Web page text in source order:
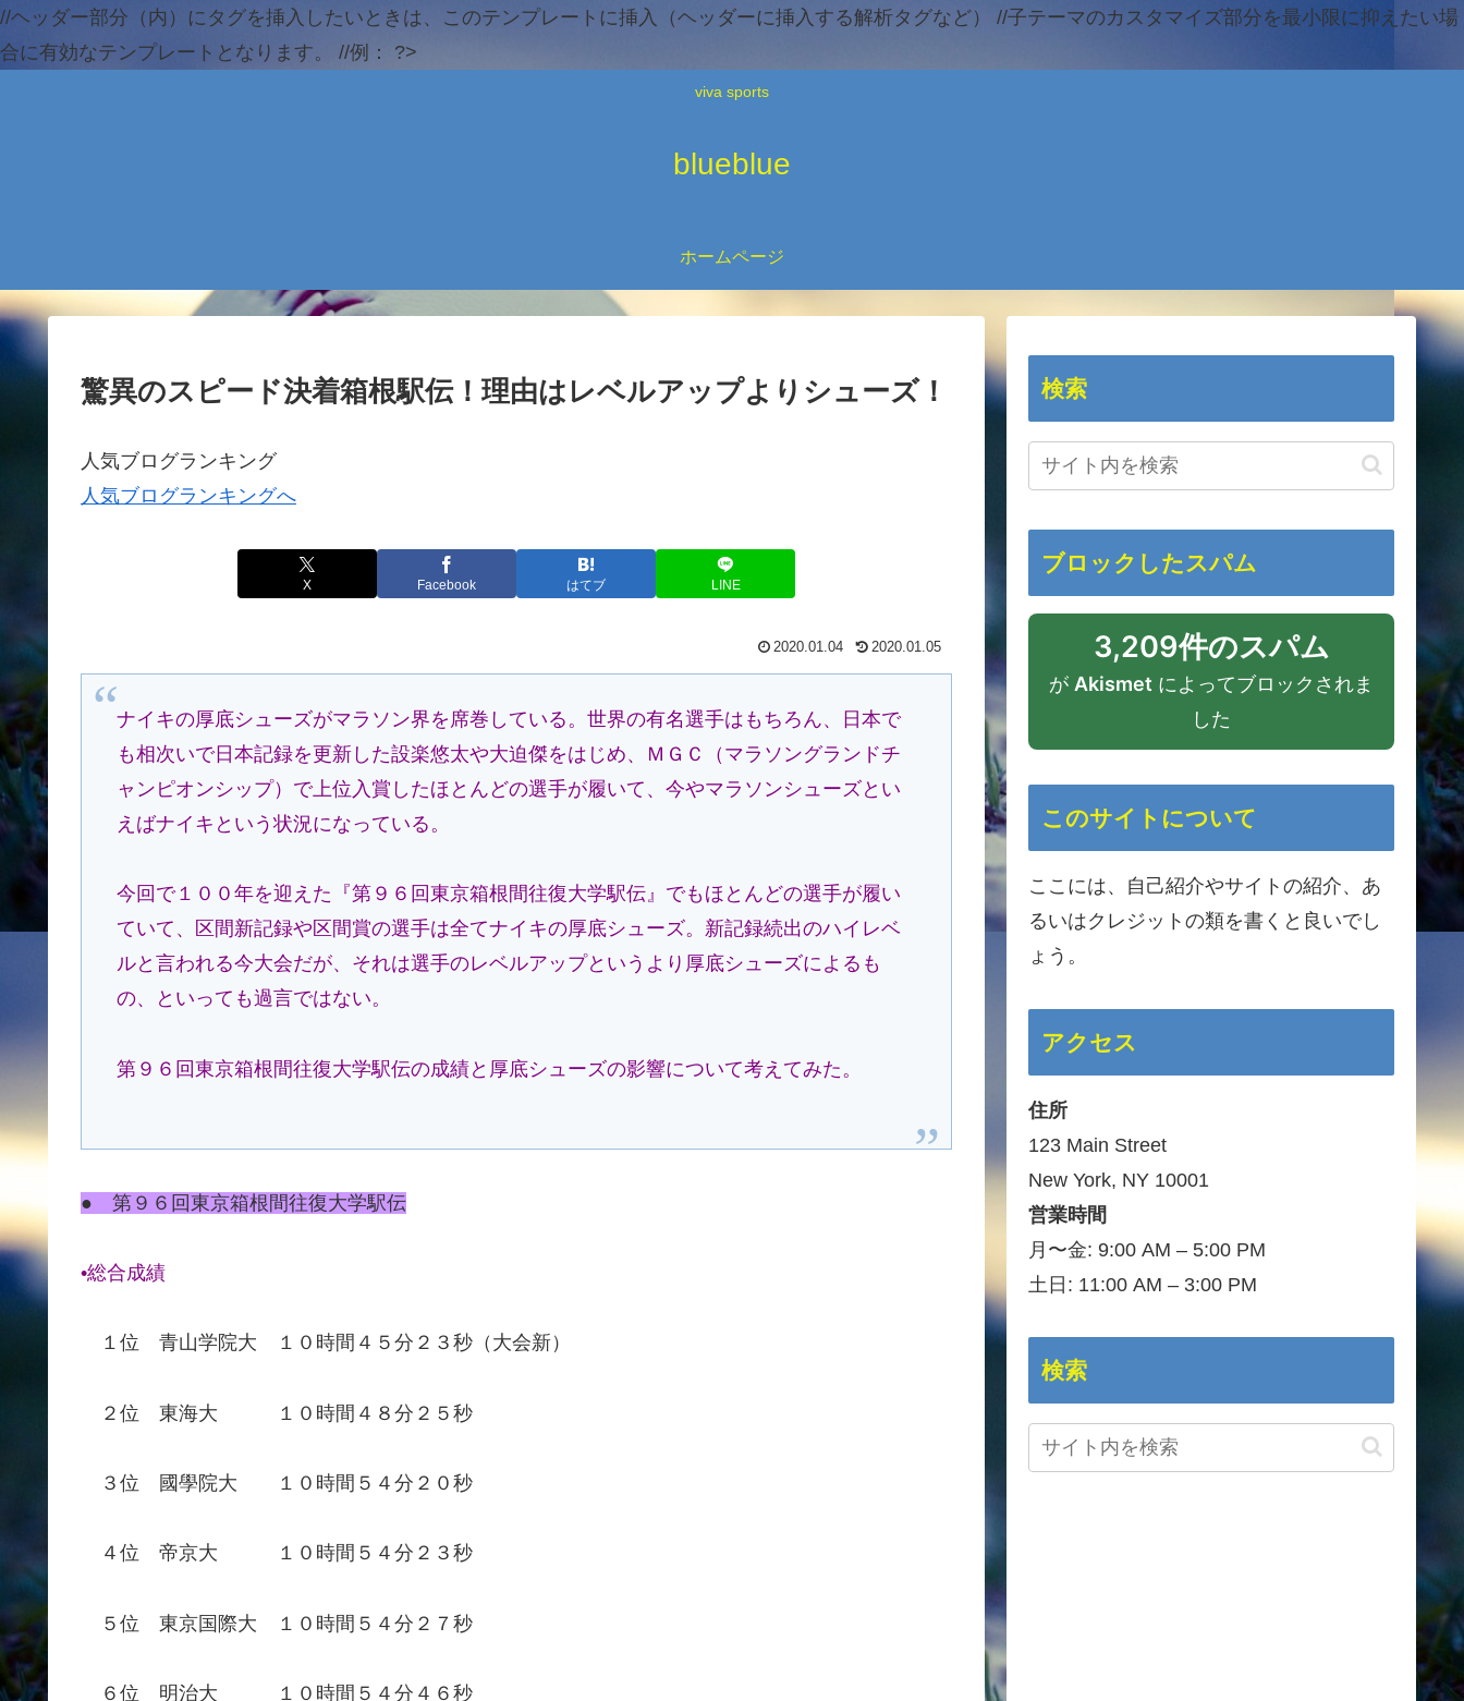
//ヘッダー部分（内）にタグを挿入したいときは、このテンプレートに挿入（ヘッダーに挿入する解析タグなど） //子テーマのカスタマイズ部分を最小限に抑えたい場
合に有効なテンプレートとなります。 //例：
?>
viva sports
blueblue
ホームページ
驚異のスピード決着箱根駅伝！理由はレベルアップよりシューズ！
人気ブログランキング
人気ブログランキングへ
X Facebook はてブ LINE
2020.01.04 2020.01.05
ナイキの厚底シューズがマラソン界を席巻している。世界の有名選手はもちろん、日本で
も相次いで日本記録を更新した設楽悠太や大迫傑をはじめ、ＭＧＣ（マラソングランドチ
ャンピオンシップ）で上位入賞したほとんどの選手が履いて、今やマラソンシューズとい
えばナイキという状況になっている。
今回で１００年を迎えた『第９６回東京箱根間往復大学駅伝』でもほとんどの選手が履い
ていて、区間新記録や区間賞の選手は全てナイキの厚底シューズ。新記録続出のハイレベ
ルと言われる今大会だが、それは選手のレベルアップというより厚底シューズによるも
の、といっても過言ではない。
第９６回東京箱根間往復大学駅伝の成績と厚底シューズの影響について考えてみた。
● 第９６回東京箱根間往復大学駅伝
•総合成績
１位 青山学院大 １０時間４５分２３秒（大会新）
２位 東海大 １０時間４８分２５秒
３位 國學院大 １０時間５４分２０秒
４位 帝京大 １０時間５４分２３秒
５位 東京国際大 １０時間５４分２７秒
６位 明治大 １０時間５４分４６秒
検索
ブロックしたスパム
3,209件のスパム
が Akismet によってブロックされま
した
このサイトについて
ここには、自己紹介やサイトの紹介、あ
るいはクレジットの類を書くと良いでし
ょう。
アクセス
住所
123 Main Street
New York, NY 10001
営業時間
月〜金: 9:00 AM – 5:00 PM
土日: 11:00 AM – 3:00 PM
検索